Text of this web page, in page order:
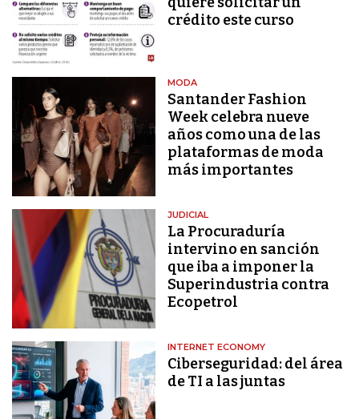
crédito este curso
MODA
Santander Fashion
Week celebra nueve
años como una de las
plataformas de moda
más importantes
JUDICIAL
La Procuraduría
intervino en sanción
que iba a imponer la
Superindustria contra
Ecopetrol
INTERNET ECONOMY
Ciberseguridad: del área
de TI a las juntas